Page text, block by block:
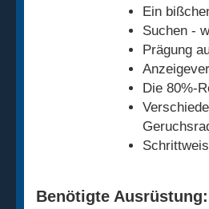
Ein
Suchen -
Prägung
Die 80%-
Benötigte Ausrüstung: